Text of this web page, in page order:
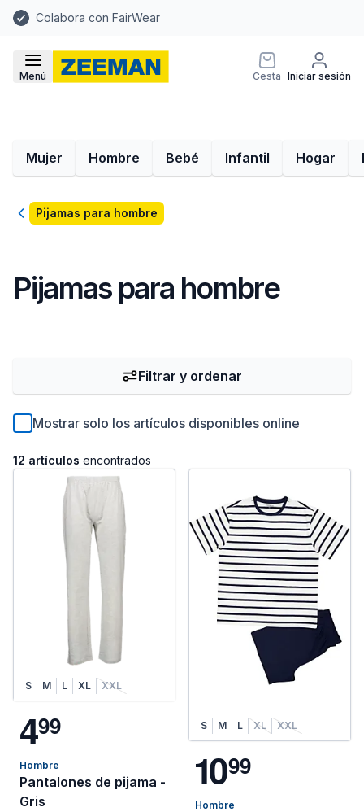
Colabora con FairWear
Menú Cesta Iniciar sesión
Mujer Hombre Bebé Infantil Hogar
VolverPijamas para hombre
Pijamas para hombre
Mostrar solo los artículos disponibles online
12 artículos encontrados
Filtrar y ordenar
S M L XL XXL
499
Hombre
Pantalones de pijama -
Gris
S M L XL XXL
1099
Hombre